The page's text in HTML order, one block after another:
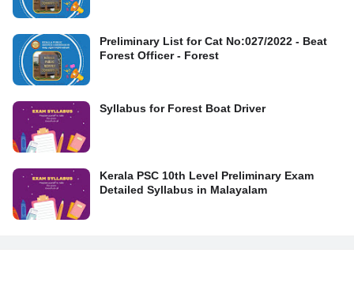
Preliminary List for Cat No:027/2022 - Beat
Forest Officer - Forest
Syllabus for Forest Boat Driver
Kerala PSC 10th Level Preliminary Exam
Detailed Syllabus in Malayalam